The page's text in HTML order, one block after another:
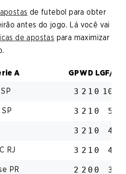
de futebol para obter
antes do jogo. Lá você vai
de apostas para maximizar
A GPWD LGF/GA
3 2 1 0 10:4
3 2 1 0 5:2
3 2 1 0 4:2
RJ 3 2 1 0 4:2
PR 2 2 0 0 3:1